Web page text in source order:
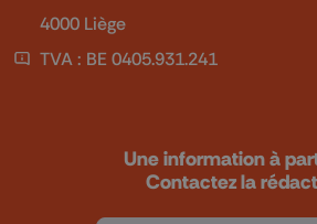
4000 Liège
TVA : BE 0405.931.241
Une information à
Contactez la